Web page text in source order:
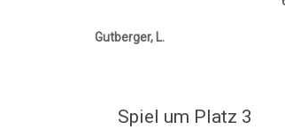
Gutberger, L.
Spiel um Platz 3